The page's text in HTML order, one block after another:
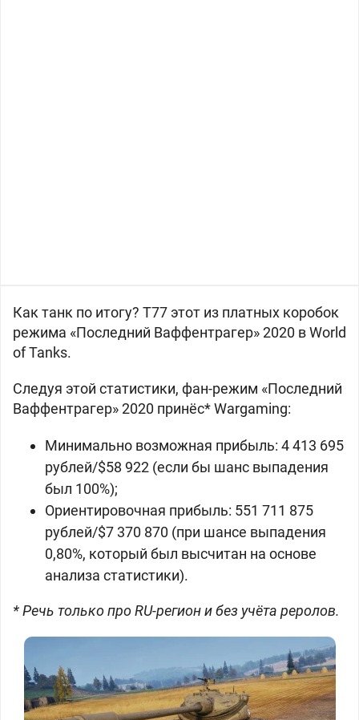
Как танк по итогу? T77 этот из платных коробок
режима «Последний Ваффентрагер» 2020 в World
of Tanks.
Следуя этой статистики, фан-режим «Последний
Ваффентрагер» 2020 принёс* Wargaming:
Минимально возможная прибыль: 4 413 695
рублей/$58 922 (если бы шанс выпадения
был 100%);
Ориентировочная прибыль: 551 711 875
рублей/$7 370 870 (при шансе выпадения
0,80%, который был высчитан на основе
анализа статистики).
* Речь только про RU-регион и без учёта реролов.